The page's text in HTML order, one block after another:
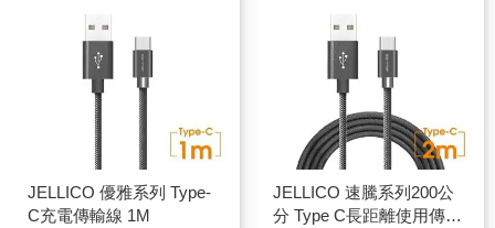
JELLICO 優雅系列 Type-
C充電傳輸線 1M
JELLICO 速騰系列200公
分 Type C長距離使用傳輸